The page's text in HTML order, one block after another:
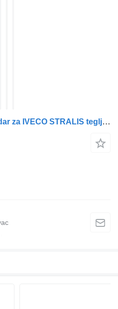
41032671 hidraulični cilindar za IVECO STRALIS tegljača